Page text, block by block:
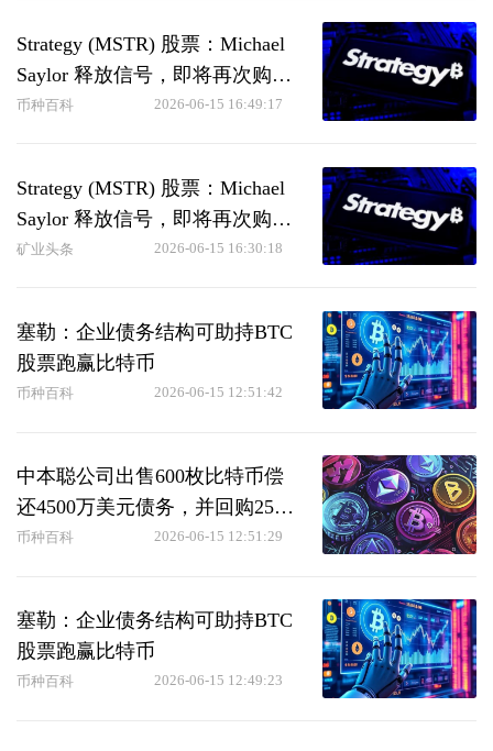
Strategy (MSTR) 股票：Michael
Saylor 释放信号，即将再次购入
比特币
币种百科 2026-06-15 16:49:17
Strategy (MSTR) 股票：Michael
Saylor 释放信号，即将再次购入
比特币
矿业头条 2026-06-15 16:30:18
塞勒：企业债务结构可助持BTC
股票跑赢比特币
币种百科 2026-06-15 12:51:42
中本聪公司出售600枚比特币偿
还4500万美元债务，并回购2500
万美元股票
币种百科 2026-06-15 12:51:29
塞勒：企业债务结构可助持BTC
股票跑赢比特币
币种百科 2026-06-15 12:49:23